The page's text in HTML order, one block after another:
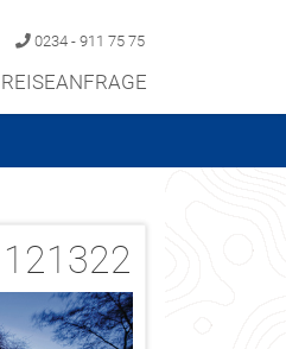
0234 - 911 75 75
REISEANFRAGE
121322